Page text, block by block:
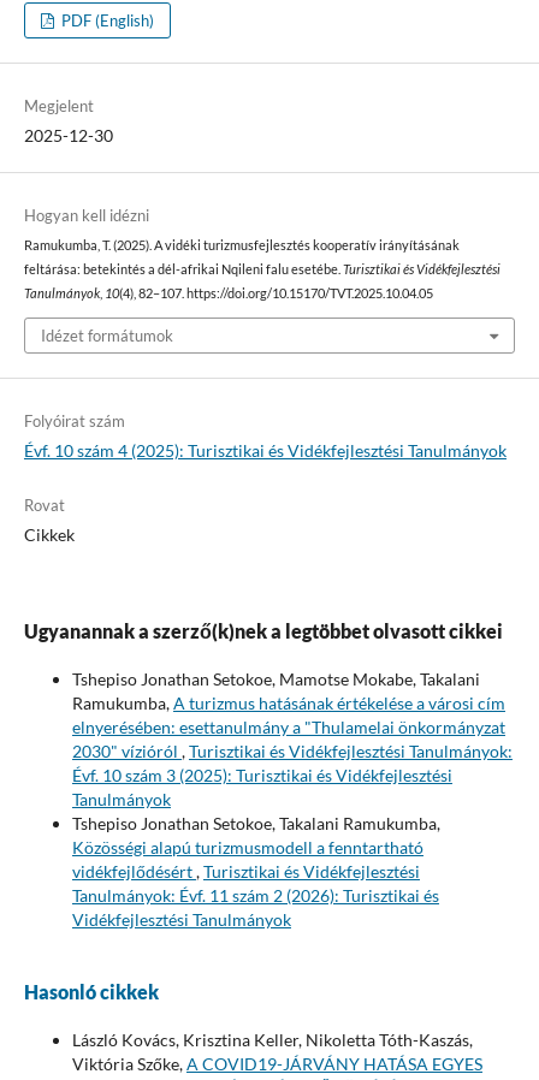
PDF (English)
Megjelent
2025-12-30
Hogyan kell idézni
Ramukumba, T. (2025). A vidéki turizmusfejlesztés kooperatív irányításának
feltárása: betekintés a dél-afrikai Nqileni falu esetébe. Turisztikai és Vidékfejlesztési
Tanulmányok, 10(4), 82–107. https://doi.org/10.15170/TVT.2025.10.04.05
Idézet formátumok
Folyóirat szám
Évf. 10 szám 4 (2025): Turisztikai és Vidékfejlesztési Tanulmányok
Rovat
Cikkek
Ugyanannak a szerző(k)nek a legtöbbet olvasott cikkei
Tshepiso Jonathan Setokoe, Mamotse Mokabe, Takalani
Ramukumba,A turizmus hatásának értékelése a városi cím
elnyerésében: esettanulmány a "Thulamelai önkormányzat
2030" vízióról ,Turisztikai és Vidékfejlesztési Tanulmányok:
Évf. 10 szám 3 (2025): Turisztikai és Vidékfejlesztési
Tanulmányok
Tshepiso Jonathan Setokoe, Takalani Ramukumba,
Közösségi alapú turizmusmodell a fenntartható
vidékfejlődésért,Turisztikai és Vidékfejlesztési
Tanulmányok: Évf. 11 szám 2 (2026): Turisztikai és
Vidékfejlesztési Tanulmányok
Hasonló cikkek
László Kovács, Krisztina Keller, Nikoletta Tóth-Kaszás,
Viktória Szőke,A COVID19-JÁRVÁNY HATÁSA EGYES